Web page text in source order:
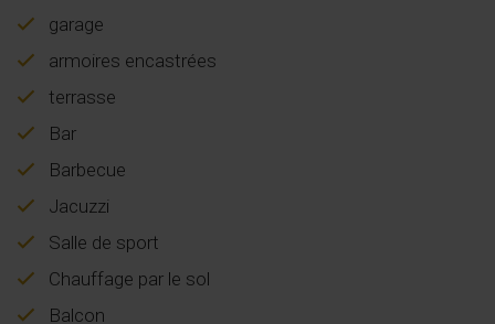
garage
armoires encastrées
terrasse
Bar
Barbecue
Jacuzzi
Salle de sport
Chauffage par le sol
Balcon